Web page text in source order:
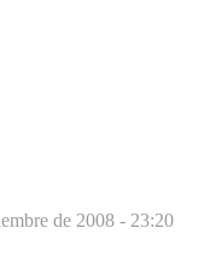
de 2008 - 23:20